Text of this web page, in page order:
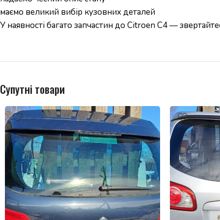
маємо великий вибір кузовних деталей
У наявності багато запчастин до Citroen C4 —
Супутні товари